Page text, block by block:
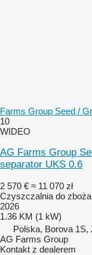
Farms Group Seed /
10
WIDEO
AG Farms Group
separator UKS 0.6
2 570 € ≈ 11 070 zł
Czyszczalnia do zboża
2026
1.36 KM (1 kW)
Polska, Borova 1S,
AG Farms Group
Kontakt z dealerem